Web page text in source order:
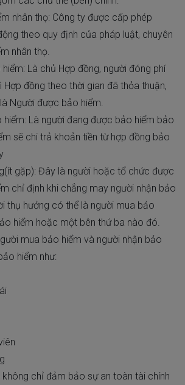
nhân thọ: Công ty được cấp phép
theo quy định của pháp luật, chuyên
nhân thọ.
Là chủ Hợp đồng, người đóng phí
Hợp đồng theo thời gian đã thỏa thuận,
Người được bảo hiểm.
hiểm: Là người đang được bảo hiểm bảo
sẽ chi trả khoản tiền từ hợp đồng bảo
gặp): Đây là người hoặc tổ chức được
chỉ định khi chẳng may người nhận bảo
thụ hưởng có thể là người mua bảo
hiểm hoặc một bên thứ ba nào đó.
mua bảo hiểm và người nhận bảo
hiểm như:
không chỉ đảm bảo sự an toàn tài chính